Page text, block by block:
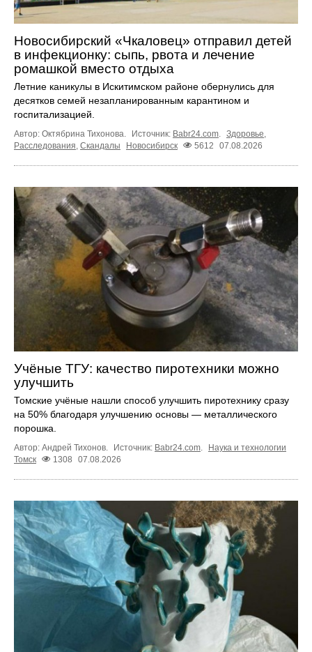
Новосибирский «Чкаловец» отправил детей
в инфекционку: сыпь, рвота и лечение
ромашкой вместо отдыха
Летние каникулы в Искитимском районе обернулись для
десятков семей незапланированным карантином и
госпитализацией.
Автор: Октябрина Тихонова. Источник: Babr24.com Здоровье
Расследования Скандалы Новосибирск 5612 07.08.2026
Учёные ТГУ: качество пиротехники можно
улучшить
Томские учёные нашли способ улучшить пиротехнику сразу
на 50% благодаря улучшению основы — металлического
порошка.
Автор: Андрей Тихонов. Источник: Babr24.com.
Наука и технологии
Томск
1308 07.08.2026